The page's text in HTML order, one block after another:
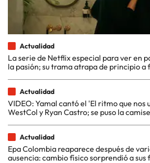
Actualidad
La serie de Netflix especial para ver en
la pasión; su trama atrapa de principio a
Actualidad
VIDEO: Yamal cantó el 'El ritmo que nos
WestCol y Ryan Castro; se puso la
Actualidad
Epa Colombia reaparece después de
ausencia: cambio físico sorprendió a sus